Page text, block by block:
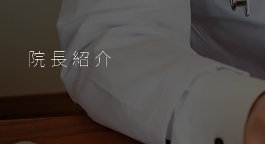
院長紹介